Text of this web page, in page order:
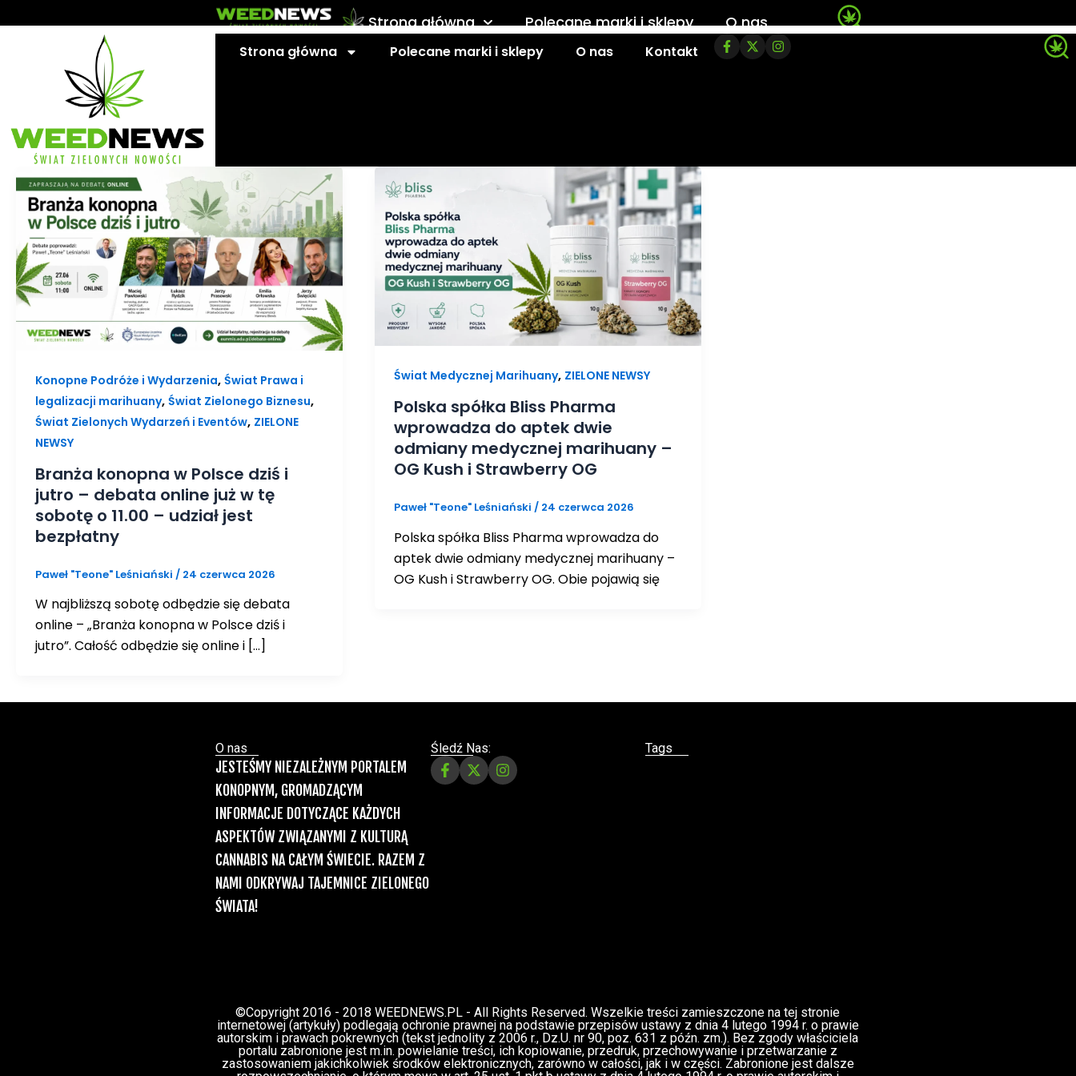
do
Strona główna Polecane marki i sklepy
O nas
Kontakt
Strona główna Polecane marki i sklepy O nas Kontakt
Konopne Podróże i Wydarzenia, Świat Prawa i
legalizacji marihuany, Świat Zielonego Biznesu,
Świat Zielonych Wydarzeń i Eventów, ZIELONE
NEWSY
Branża konopna w Polsce dziś i
jutro – debata online już w tę
sobotę o 11.00 – udział jest
bezpłatny
Paweł "Teone" Leśniański / 24 czerwca 2026
W najbliższą sobotę odbędzie się debata
online – „Branża konopna w Polsce dziś i
jutro”. Całość odbędzie się online i […]
Świat Medycznej Marihuany, ZIELONE NEWSY
Polska spółka Bliss Pharma
wprowadza do aptek dwie
odmiany medycznej marihuany –
OG Kush i Strawberry OG
Paweł "Teone" Leśniański / 24 czerwca 2026
Polska spółka Bliss Pharma wprowadza do
aptek dwie odmiany medycznej marihuany –
OG Kush i Strawberry OG. Obie pojawią się
O nas
JESTEŚMY NIEZALEŻNYM PORTALEM
KONOPNYM, GROMADZĄCYM
INFORMACJE DOTYCZĄCE KAŻDYCH
ASPEKTÓW ZWIĄZANYMI Z KULTURĄ
CANNABIS NA CAŁYM ŚWIECIE. RAZEM Z
NAMI ODKRYWAJ TAJEMNICE ZIELONEGO
ŚWIATA!
Śledź Nas: Tags
©Copyright 2016 - 2018 WEEDNEWS.PL - All Rights Reserved. Wszelkie treści zamieszczone na tej stronie
internetowej (artykuły) podlegają ochronie prawnej na podstawie przepisów ustawy z dnia 4 lutego 1994 r. o prawie
autorskim i prawach pokrewnych (tekst jednolity z 2006 r., Dz.U. nr 90, poz. 631 z późn. zm.). Bez zgody właściciela
portalu zabronione jest m.in. powielanie treści, ich kopiowanie, przedruk, przechowywanie i przetwarzanie z
zastosowaniem jakichkolwiek środków elektronicznych, zarówno w całości, jak i w części. Zabronione jest dalsze